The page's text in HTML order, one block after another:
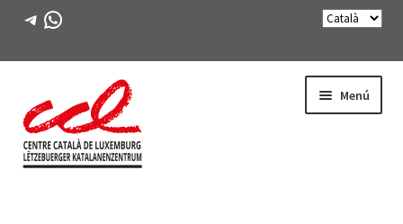
Telegram
WhatsApp
navegació
al
contingut
Menú